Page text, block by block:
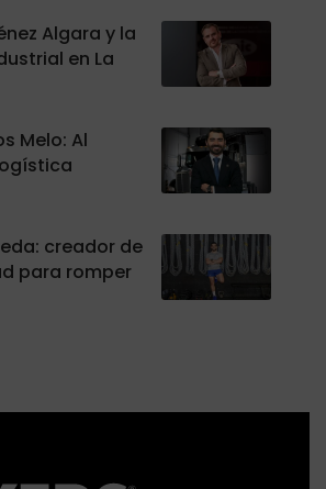
Algara y la
en La
Melo: Al
creador de
para romper